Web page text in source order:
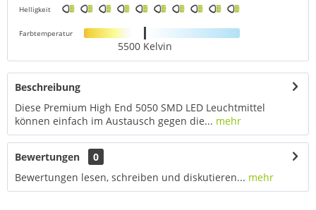
Helligkeit
Farbtemperatur
5500 Kelvin
Beschreibung
Diese Premium High End 5050 SMD LED Leuchtmittel
können einfach im Austausch gegen die... mehr
Bewertungen
0
Bewertungen lesen, schreiben und diskutieren... mehr